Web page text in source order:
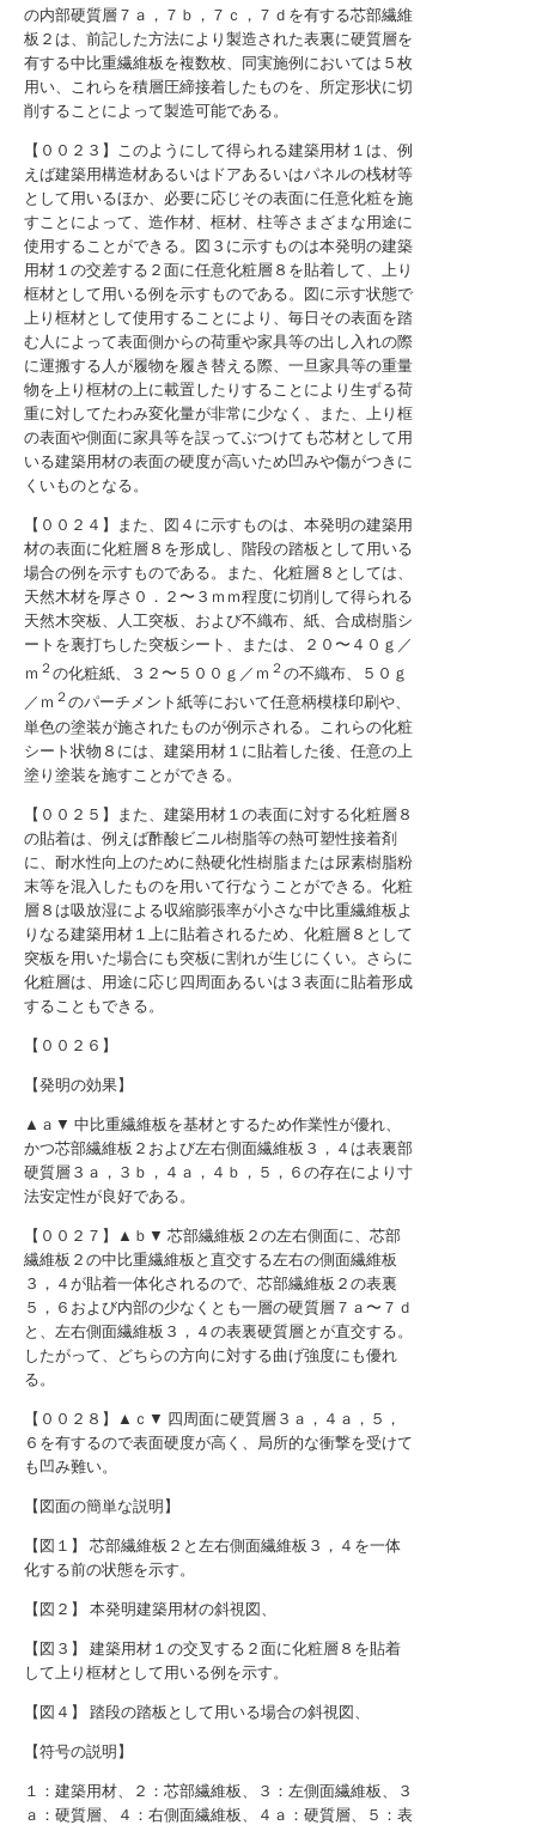
の内部硬質層７ａ，７ｂ，７ｃ，７ｄを有する芯部繊維
板２は、前記した方法により製造された表裏に硬質層を
有する中比重繊維板を複数枚、同実施例においては５枚
用い、これらを積層圧締接着したものを、所定形状に切
削することによって製造可能である。
【００２３】このようにして得られる建築用材１は、例
えば建築用構造材あるいはドアあるいはパネルの桟材等
として用いるほか、必要に応じその表面に任意化粧を施
すことによって、造作材、框材、柱等さまざまな用途に
使用することができる。図３に示すものは本発明の建築
用材１の交差する２面に任意化粧層８を貼着して、上り
框材として用いる例を示すものである。図に示す状態で
上り框材として使用することにより、毎日その表面を踏
む人によって表面側からの荷重や家具等の出し入れの際
に運搬する人が履物を履き替える際、一旦家具等の重量
物を上り框材の上に載置したりすることにより生ずる荷
重に対してたわみ変化量が非常に少なく、また、上り框
の表面や側面に家具等を誤ってぶつけても芯材として用
いる建築用材の表面の硬度が高いため凹みや傷がつきに
くいものとなる。
【００２４】また、図４に示すものは、本発明の建築用
材の表面に化粧層８を形成し、階段の踏板として用いる
場合の例を示すものである。また、化粧層８としては、
天然木材を厚さ０．２〜３ｍｍ程度に切削して得られる
天然木突板、人工突板、および不織布、紙、合成樹脂シ
ートを裏打ちした突板シート、または、２０〜４０ｇ／
ｍ ２の化粧紙、３２〜５００ｇ／ｍ ２の不織布、５０ｇ
／ｍ ２のパーチメント紙等において任意柄模様印刷や、
単色の塗装が施されたものが例示される。これらの化粧
シート状物８には、建築用材１に貼着した後、任意の上
塗り塗装を施すことができる。
【００２５】また、建築用材１の表面に対する化粧層８
の貼着は、例えば酢酸ビニル樹脂等の熱可塑性接着剤
に、耐水性向上のために熱硬化性樹脂または尿素樹脂粉
末等を混入したものを用いて行なうことができる。化粧
層８は吸放湿による収縮膨張率が小さな中比重繊維板よ
りなる建築用材１上に貼着されるため、化粧層８として
突板を用いた場合にも突板に割れが生じにくい。さらに
化粧層は、用途に応じ四周面あるいは３表面に貼着形成
することもできる。
【００２６】
【発明の効果】
▲ａ▼ 中比重繊維板を基材とするため作業性が優れ、
かつ芯部繊維板２および左右側面繊維板３，４は表裏部
硬質層３ａ，３ｂ，４ａ，４ｂ，５，６の存在により寸
法安定性が良好である。
【００２７】▲ｂ▼ 芯部繊維板２の左右側面に、芯部
繊維板２の中比重繊維板と直交する左右の側面繊維板
３，４が貼着一体化されるので、芯部繊維板２の表裏
５，６および内部の少なくとも一層の硬質層７ａ〜７ｄ
と、左右側面繊維板３，４の表裏硬質層とが直交する。
したがって、どちらの方向に対する曲げ強度にも優れ
る。
【００２８】▲ｃ▼ 四周面に硬質層３ａ，４ａ，５，
６を有するので表面硬度が高く、局所的な衝撃を受けて
も凹み難い。
【図面の簡単な説明】
【図１】 芯部繊維板２と左右側面繊維板３，４を一体
化する前の状態を示す。
【図２】 本発明建築用材の斜視図、
【図３】 建築用材１の交叉する２面に化粧層８を貼着
して上り框材として用いる例を示す。
【図４】 踏段の踏板として用いる場合の斜視図、
【符号の説明】
１：建築用材、２：芯部繊維板、３：左側面繊維板、３
ａ：硬質層、４：右側面繊維板、４ａ：硬質層、５：表